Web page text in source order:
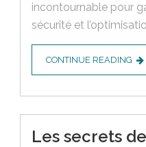
incontournable pour
sécurité et
CONTINUE READING
Les secrets